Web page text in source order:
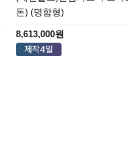
돈) (명함형)
8,613,000원